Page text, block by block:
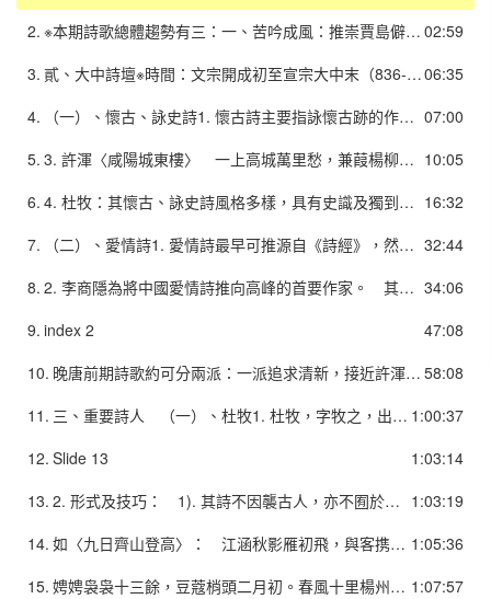
02:59
2.
※本期詩歌總體趨勢有三：一、苦吟成風：推崇賈島僻苦詩風。1. 一方面在其身世遭遇與賈島相類，故推崇賈島；另一方面，賈島擅長律詩，易於學習。2. 此派詩格調較賈島而愈加卑陃，故難與華美詩抗衡。二、華美詩風再起 此時期偏愛辭藻駢儷，與孟郊、賈島同為藝術至上主義者，乃以杜甫「語不驚人死不休」的寫作精神，與但其形式與技巧方面，則採取初唐、六朝的華美風格。（此種融合，中唐李賀已啟其端，晚唐則蔚然成風。）三、情調哀傷 其創作主題已由政治、社會等公共議題中收回到自我，往往浮現一種屬於末世的淒涼傷感情懷。
06:35
3.
貳、大中詩壇※時間：文宗開成初至宣宗大中末（836-859）為唐朝國政由中興走向末路的時期，當時的文風產生三種變化：一、題材：懷古、詠史及愛情詩大量出現二、審美趣味的新變
07:00
4.
（一）、懷古、詠史詩1. 懷古詩主要指詠懷古跡的作品，詩中須有古蹟或風景的描寫，以及歷史的追憶，著重在「情」和「景」。2. 詠史詩以過去的歷史為題，但無須藉助古跡，只需針對歷史事件或人物加以抒發感想或議論，故著重「事」和「理」。
10:05
5.
3. 許渾〈咸陽城東樓〉 一上高城萬里愁，兼葭楊柳似汀洲。 溪雲初起日沈閣，山雨欲來風滿樓。 鳥下綠蕪秦苑夕，蟬鳴黃葉漢宮秋。 行人莫問當年事，故國東來渭水流。 許渾懷古詩在內涵意境上均大扺相似，多由人事已非，景物依舊開始，最後點題，或發表議論，或抒懷，然多帶有憂傷和概嘆。
16:32
6.
4. 杜牧：其懷古、詠史詩風格多樣，具有史識及獨到眼光，能融合懷古與詠史於一爐，又標出獨特的眼光與見解。〈題宣州開元寺水閣閣下宛溪夾溪居人〉 六朝文物草連空，天澹雲閒今古同。 鳥去鳥來山色裏，人歌人哭水聲中。 深秋簾幕千家雨，落日樓臺一笛風。 惆悵無因見范蠡，參差煙樹五湖東。〈赤壁〉 折戟沈沙鐡未消，自將磨洗認前朝。 東風不與周郎便，銅雀春深鎖二喬。
32:44
7.
（二）、愛情詩1. 愛情詩最早可推源自《詩經》，然而，唐代以後，文人士子多以仕宦生涯與個人抱負為關注焦點，男女愛情詩除了樂府以外，並不多見。中唐後較多，主要是元稹寫了不少艷情詩，李賀也偶然抒寫幾首，然到了晚唐，抒寫男女愛情幾乎成為詩壇非常普遍的主題。
34:06
8.
2. 李商隱為將中國愛情詩推向高峰的首要作家。 其愛情詩既深情綿邈，又迷離飄忽，並將愛情提昇到精神追求的意味。〈無題〉 相見時難別亦難，東風無力百花殘。 春蠶到死絲方盡，蠟炬成灰淚始乾。 曉鏡但愁雲鬢改，夜吟應覺月光寒。 蓬山此去無多路，青鳥殷勤為探看。
47:08
9. index 2
58:08
10.
晚唐前期詩歌約可分兩派：一派追求清新，接近許渾，如李群玉、趙嘏等；另一派注重煉字造句，渴望超俗，仰慕姚合、賈島，有劉駕、馬陶、雍陶、李頻等。仰慕賈島派多對詩的煉詞造字十分用心，常選一些衰殘淒冷的意象來傳達內心悲愁，或以較奇特的設想，以顯示其脫俗的風格。如李頻「獨鳥驚來客，孤雲觸去牆。」（〈陝州題河上亭〉）另外，此期的詩歌亦往往追求幽微隱約之美，此種傾向由中唐李賀啟其端，至李商隱在表現手法上更具開拓性，並影響到北宋初期詩壇的「西崑體」。
1:00:37
11.
三、重要詩人 （一）、杜牧1. 杜牧，字牧之，出身於唐朝顯赫的官宦世家京兆杜氏，為西晉軍事家杜預的十六世孫。其祖父是唐朝著名的宰相杜佑，撰有《通典》，亦為重要的歷史學家。杜牧自豪於自己的家世，他在《冬至日寄小侄阿宜詩》中說：「我家公相家，劍佩嘗丁當。」又自謂「世業儒學」，注意「治亂興亡之跡，財賦兵甲之事，地形險易遠近，古人之長短得失」，曾註解《孫子兵法》十三篇，敢於論列大事，指陳病利，然當時藩鎮勢力強力，朝廷多事，其抱負無法實現。
1:03:14
12. Slide 13
1:03:19
13.
2. 形式及技巧： 1). 其詩不因襲古人，亦不囿於時尚，欲自成一家。對杜甫最為推崇。 2). 其唯美詩並不以堆砌麗辭佳句為主，故雖冶蕩甚於元白，然而風骨卻出於元白之上，乃由於其高度之藝術技巧。 3). 擅長七律，七律尤與杜甫晚年詩風相似，世稱「小杜」。○按，七律至杜甫登峰造極，中唐鮮有佳構，至杜牧、李商隱始重現光輝。4. 情感及內容： 情感基調較悲涼傷感，對個人生活和感情的表述也更大膽。其悲涼傷感的情懷往往表現為對世事艱難、人生無常的感傷，並交織種種迷網、失落的情緒。
1:05:36
14.
如〈九日齊山登高〉： 江涵秋影雁初飛，與客携壺上翠微。 塵世難逢開口笑，菊花須插滿頭歸。 但將酩酊酬佳節，不用登臨恨落暉。 古往今來只如此，牛山何必獨沾衣。其詠史詩中，往往從歷史角度省思現實問題及個人的命運，並表達主觀感受，而體現出深邃的歷史感。○意象營構偏於表達主觀感受○好用體現荒蕪衰頹意味的「落」、「暗」、「殘」等字眼，體現出衰頹時世的文人悲感。另一方面有寫其放蕩生活的，如： 落魄江湖載酒行，楚腰纖細掌中輕。 十年一覺楊州夢，贏得青樓薄倖名。
1:07:57
15.
娉娉袅袅十三餘，豆蔻梢頭二月初。春風十里楊州路，卷上珠簾總不如。